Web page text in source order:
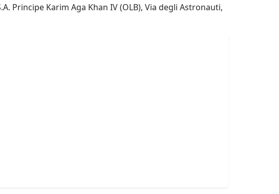
Principe Karim Aga Khan IV (OLB), Via degli Astronauti,